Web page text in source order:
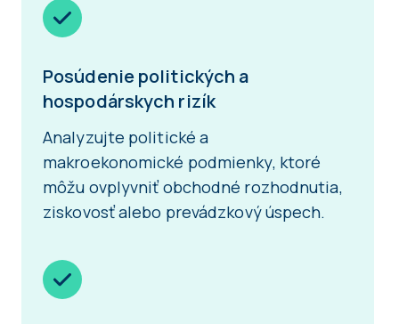
Posúdenie politických a
hospodárskych rizík
Analyzujte politické a
makroekonomické podmienky, ktoré
môžu ovplyvniť obchodné rozhodnutia,
ziskovosť alebo prevádzkový úspech.